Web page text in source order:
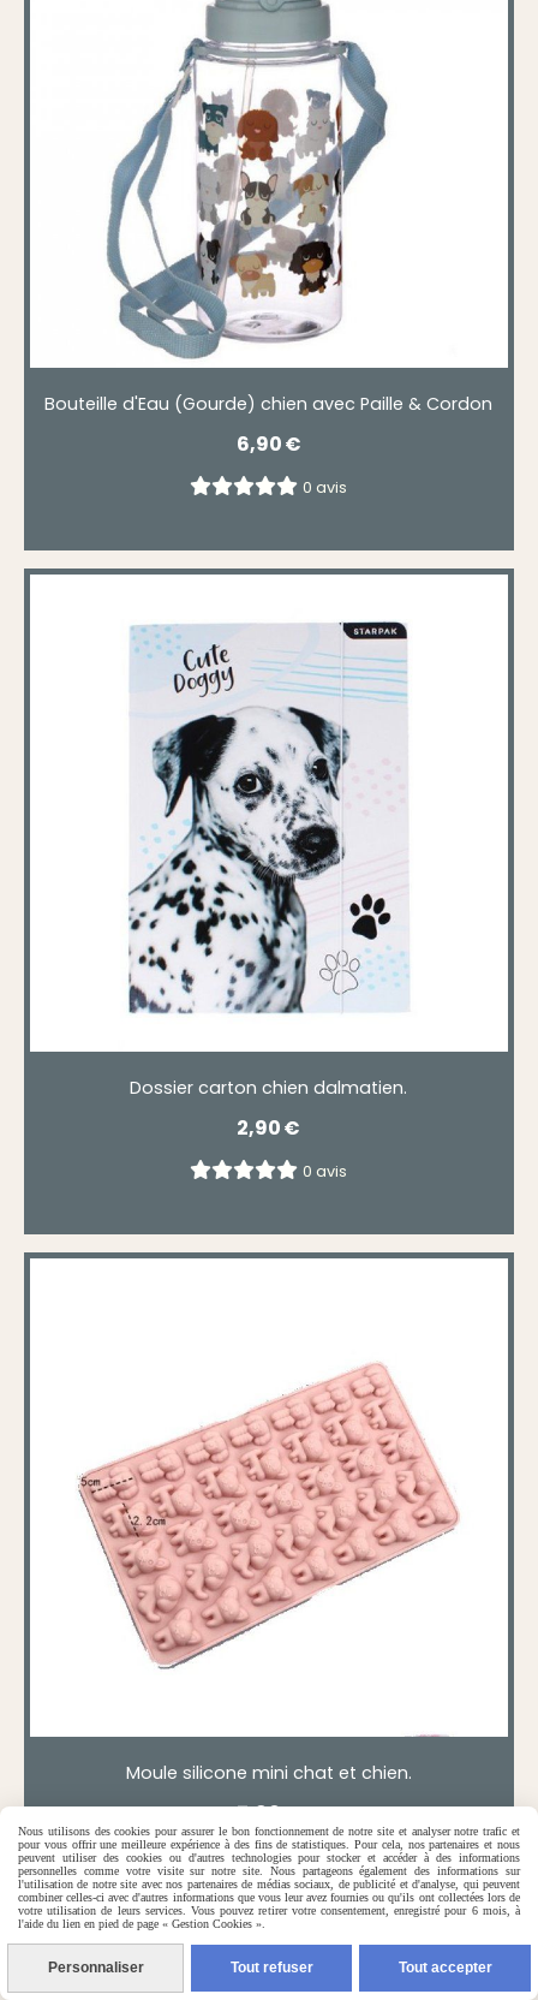
Bouteille d'Eau (Gourde) chien avec Paille & Cordon
6,90€
0 avis
Dossier carton chien dalmatien.
2,90€
0 avis
Moule silicone mini chat et chien.
7,90€
0 avis
Nous utilisons des cookies pour assurer le bon fonctionnement de notre site et analyser notre trafic et
pour vous offrir une meilleure expérience à des fins de statistiques. Pour cela, nos partenaires et nous
peuvent utiliser des cookies ou d'autres technologies pour stocker et accéder à des informations
personnelles comme votre visite sur notre site. Nous partageons également des informations sur
l'utilisation de notre site avec nos partenaires de médias sociaux, de publicité et d'analyse, qui peuvent
combiner celles-ci avec d'autres informations que vous leur avez fournies ou qu'ils ont collectées lors de
votre utilisation de leurs services. Vous pouvez retirer votre consentement, enregistré pour 6 mois, à
l'aide du lien en pied de page « Gestion Cookies ».
Personnaliser Tout refuser Tout accepter